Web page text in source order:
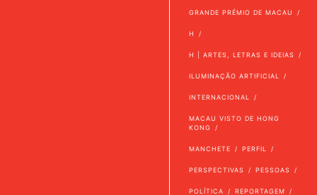
GRANDE PRÉMIO DE MACAU
H
H | ARTES, LETRAS E IDEIAS
ILUMINAÇÃO ARTIFICIAL
INTERNACIONAL
MACAU VISTO DE HONG
KONG
MANCHETE PERFIL
PERSPECTIVAS PESSOAS
POLÍTICA REPORTAGEM